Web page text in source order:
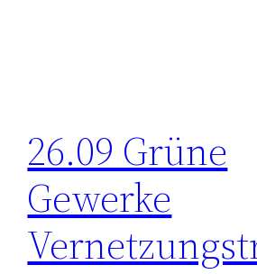
26.09 Grüne
Gewerke